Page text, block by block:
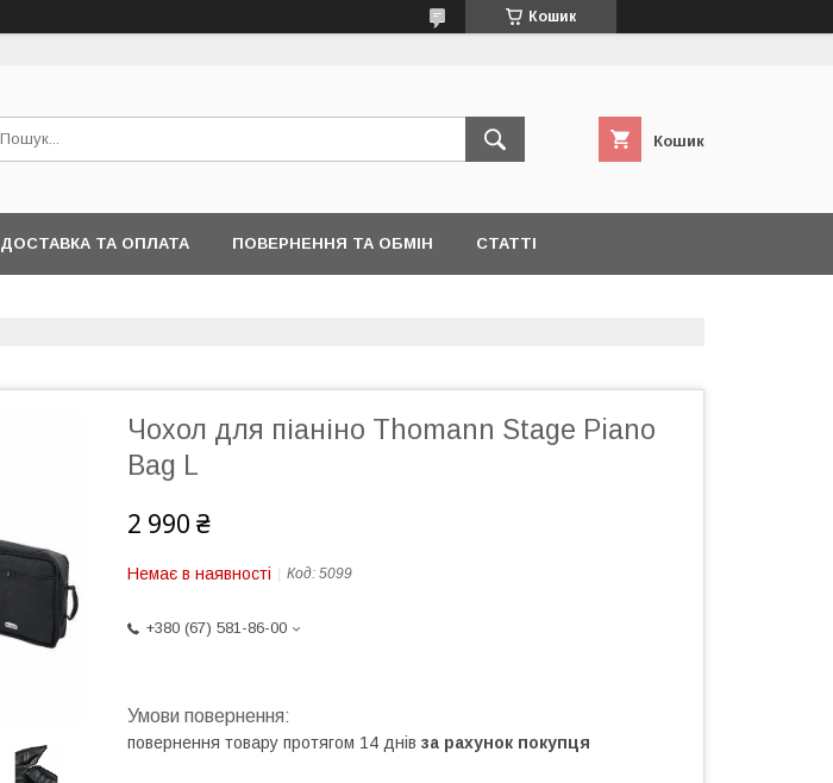
Кошик
Кошик
ДОСТАВКА ТА ОПЛАТА ПОВЕРНЕННЯ ТА ОБМІН СТАТТІ
Чохол для піаніно Thomann Stage Piano
Bag L
2 990 ₴
Немає в наявності Код: 5099
+380 (67) 581-86-00
повернення товару протягом 14 днів за рахунок покупця